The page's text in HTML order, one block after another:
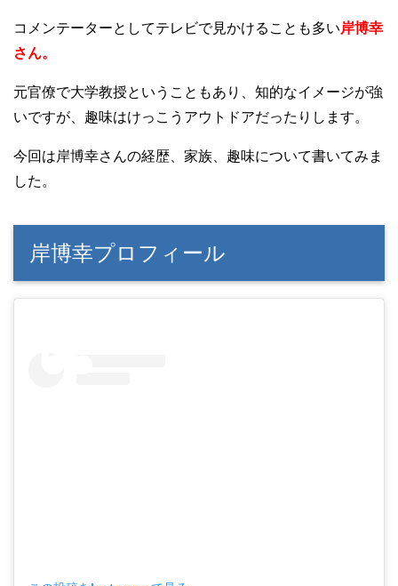
コメンテーターとしてテレビで見かけることも多い岸博幸
さん。
元官僚で大学教授ということもあり、知的なイメージが強
いですが、趣味はけっこうアウトドアだったりします。
今回は岸博幸さんの経歴、家族、趣味について書いてみま
した。
岸博幸プロフィール